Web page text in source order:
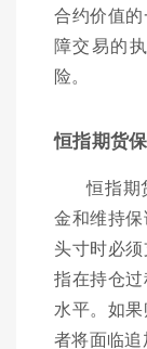
合约价值
障交易的
险。
恒指期货
恒指期
金和维持
头寸时必
指在持仓
水平。如
者将面临追